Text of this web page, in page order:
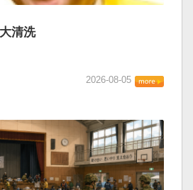
清洗
2026-08-05